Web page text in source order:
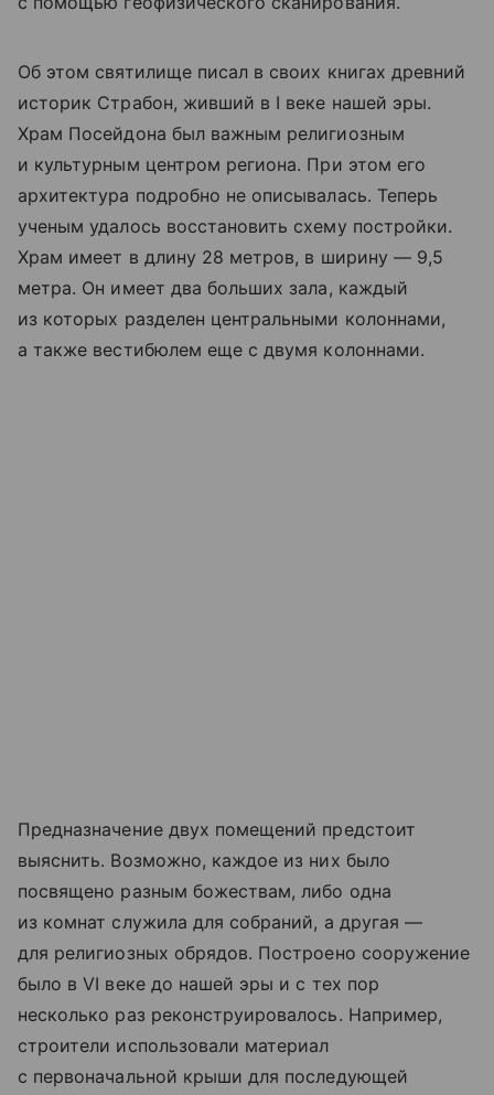
Об этом святилище писал в своих книгах древний
историк Страбон, живший в I веке нашей эры.
Храм Посейдона был важным религиозным
и культурным центром региона. При этом его
архитектура подробно не описывалась. Теперь
ученым удалось восстановить схему постройки.
Храм имеет в длину 28 метров, в ширину — 9,5
метра. Он имеет два больших зала, каждый
из которых разделен центральными колоннами,
а также вестибюлем еще с двумя колоннами.
Предназначение двух помещений предстоит
выяснить. Возможно, каждое из них было
посвящено разным божествам, либо одна
из комнат служила для собраний, а другая —
для религиозных обрядов. Построено сооружение
было в VI веке до нашей эры и с тех пор
несколько раз реконструировалось. Например,
строители использовали материал
с первоначальной крыши для последующей